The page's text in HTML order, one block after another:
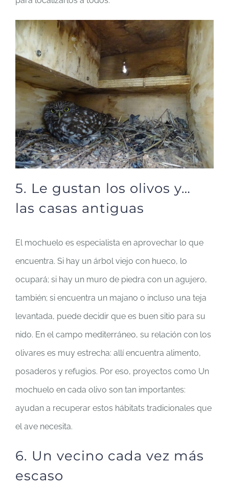
5. Le gustan los olivos y…
las casas antiguas
El mochuelo es especialista en aprovechar lo que
encuentra. Si hay un árbol viejo con hueco, lo
ocupará; si hay un muro de piedra con un agujero,
también; si encuentra un majano o incluso una teja
levantada, puede decidir que es buen sitio para su
nido. En el campo mediterráneo, su relación con los
olivares es muy estrecha: allí encuentra alimento,
posaderos y refugios. Por eso, proyectos como Un
mochuelo en cada olivo son tan importantes:
ayudan a recuperar estos hábitats tradicionales que
el ave necesita.
6. Un vecino cada vez más
escaso